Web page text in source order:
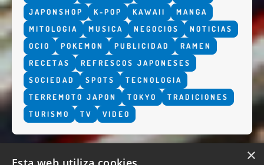
JAPONSHOP
K-POP KAWAII
MANGA
MITOLOGIA
MUSICA NEGOCIOS
NOTICIAS
OCIO
POKEMON PUBLICIDAD
RAMEN
RECETAS
REFRESCOS JAPONESES
SOCIEDAD
SPOTS
TECNOLOGIA
TERREMOTO JAPON
TOKYO
TRADICIONES
TURISMO
TV VIDEO
×